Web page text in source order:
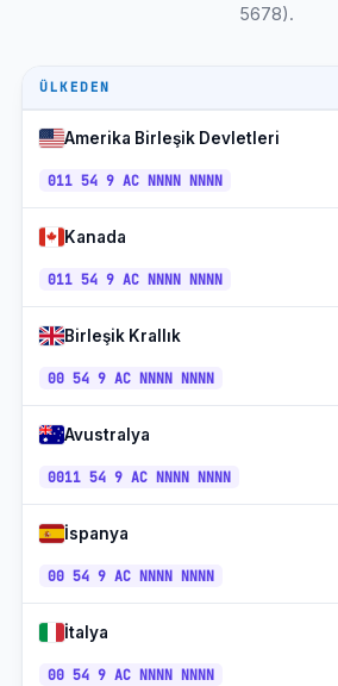
Bariloche (Río Negro)
Ushuaia (Tierra del Fuego)
Mendoza Şarap Ülkesi
Kişisel Mobil (9 önek)
Movistar Arjantin Mobil
Ücretsiz (0800)
5678).
ÜLKEDEN
Amerika Birleşik Devletleri
011 54 9 AC NNNN NNNN
Kanada
011 54 9 AC NNNN NNNN
Birleşik Krallık
00 54 9 AC NNNN NNNN
Avustralya
0011 54 9 AC NNNN NNNN
İspanya
00 54 9 AC NNNN NNNN
İtalya
00 54 9 AC NNNN NNNN